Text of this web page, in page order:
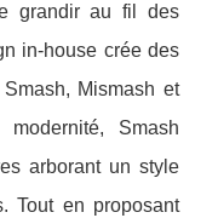
grandir au fil des
in-house crée des
Mismash et
Smash
arborant un style
Tout en proposant